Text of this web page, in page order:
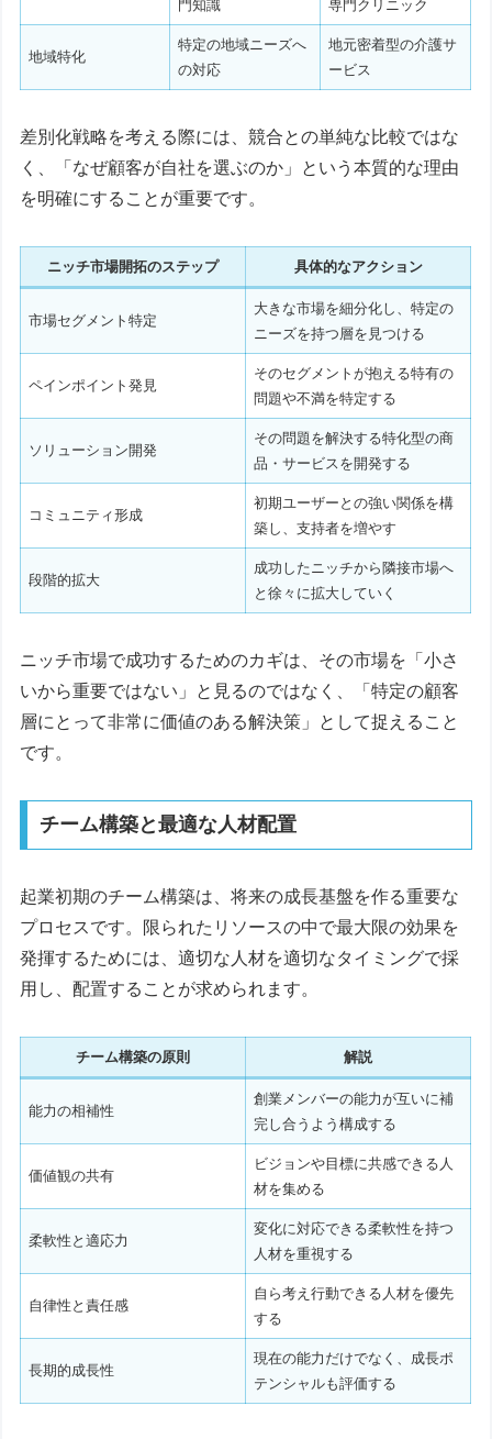
門知識
専門クリニック
地域特化
特定の地域ニーズへ
の対応
地元密着型の介護サ
ービス
差別化戦略を考える際には、競合との単純な比較ではな
く、「なぜ顧客が自社を選ぶのか」という本質的な理由
を明確にすることが重要です。
ニッチ市場開拓のステップ 具体的なアクション
市場セグメント特定
大きな市場を細分化し、特定の
ニーズを持つ層を見つける
ペインポイント発見
そのセグメントが抱える特有の
問題や不満を特定する
ソリューション開発
その問題を解決する特化型の商
品・サービスを開発する
コミュニティ形成
初期ユーザーとの強い関係を構
築し、支持者を増やす
段階的拡大
成功したニッチから隣接市場へ
と徐々に拡大していく
ニッチ市場で成功するためのカギは、その市場を「小さ
いから重要ではない」と見るのではなく、「特定の顧客
層にとって非常に価値のある解決策」として捉えること
です。
チーム構築と最適な人材配置
起業初期のチーム構築は、将来の成長基盤を作る重要な
プロセスです。限られたリソースの中で最大限の効果を
発揮するためには、適切な人材を適切なタイミングで採
用し、配置することが求められます。
チーム構築の原則 解説
能力の相補性
創業メンバーの能力が互いに補
完し合うよう構成する
価値観の共有
ビジョンや目標に共感できる人
材を集める
柔軟性と適応力
変化に対応できる柔軟性を持つ
人材を重視する
自律性と責任感
自ら考え行動できる人材を優先
する
長期的成長性
現在の能力だけでなく、成長ポ
テンシャルも評価する